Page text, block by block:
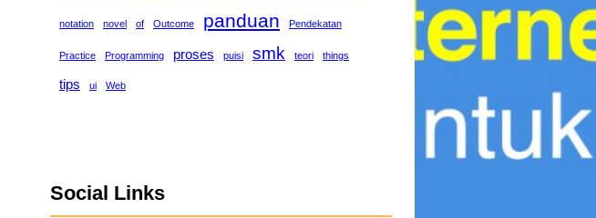
notation novel of Outcome panduan Pendekatan
Practice Programming proses puisi smk teori things
tips ui Web
Social Links